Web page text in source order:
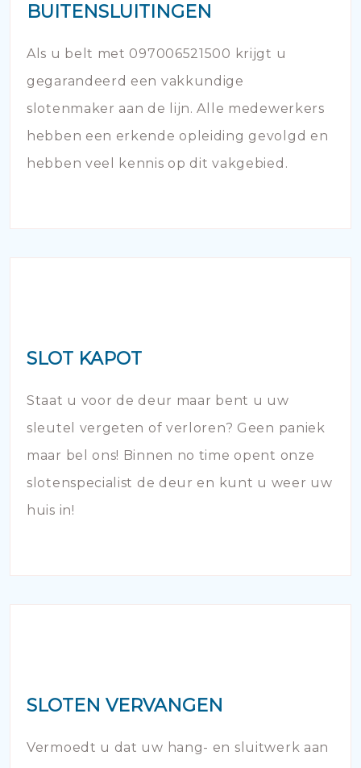
BUITENSLUITINGEN
Als u belt met 097006521500 krijgt u
gegarandeerd een vakkundige
slotenmaker aan de lijn. Alle medewerkers
hebben een erkende opleiding gevolgd en
hebben veel kennis op dit vakgebied.
SLOT KAPOT
Staat u voor de deur maar bent u uw
sleutel vergeten of verloren? Geen paniek
maar bel ons! Binnen no time opent onze
slotenspecialist de deur en kunt u weer uw
huis in!
SLOTEN VERVANGEN
Vermoedt u dat uw hang- en sluitwerk aan